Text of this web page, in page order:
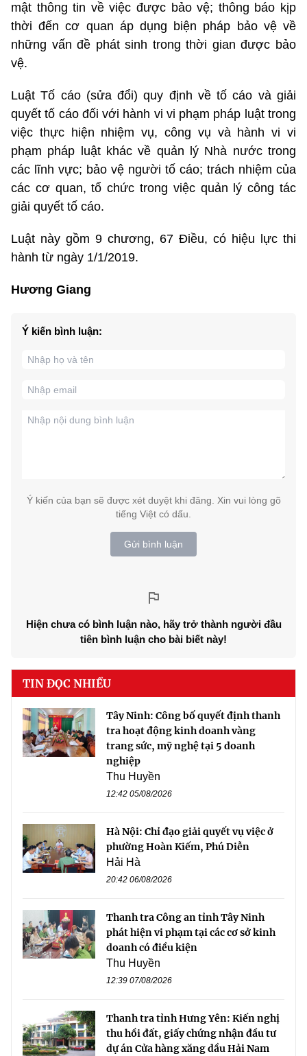
mật thông tin về việc được bảo vệ; thông báo kịp
thời đến cơ quan áp dụng biện pháp bảo vệ về
những vấn đề phát sinh trong thời gian được bảo
vệ.
Luật Tố cáo (sửa đổi) quy định về tố cáo và giải
quyết tố cáo đối với hành vi vi phạm pháp luật trong
việc thực hiện nhiệm vụ, công vụ và hành vi vi
phạm pháp luật khác về quản lý Nhà nước trong
các lĩnh vực; bảo vệ người tố cáo; trách nhiệm của
các cơ quan, tổ chức trong việc quản lý công tác
giải quyết tố cáo.
Luật này gồm 9 chương, 67 Điều, có hiệu lực thi
hành từ ngày 1/1/2019.
Hương Giang
Ý kiến bình luận:
Ý kiến của bạn sẽ được xét duyệt khi đăng. Xin vui lòng gõ
tiếng Việt có dấu.
Gửi bình luận
Hiện chưa có bình luận nào, hãy trở thành người đầu
tiên bình luận cho bài biết này!
TIN ĐỌC NHIỀU
Tây Ninh: Công bố quyết định thanh
tra hoạt động kinh doanh vàng
trang sức, mỹ nghệ tại 5 doanh
nghiệp
Thu Huyền
12:42 05/08/2026
Hà Nội: Chỉ đạo giải quyết vụ việc ở
phường Hoàn Kiếm, Phú Diễn
Hải Hà
20:42 06/08/2026
Thanh tra Công an tỉnh Tây Ninh
phát hiện vi phạm tại các cơ sở kinh
doanh có điều kiện
Thu Huyền
12:39 07/08/2026
Thanh tra tỉnh Hưng Yên: Kiến nghị
thu hồi đất, giấy chứng nhận đầu tư
dự án Cửa hàng xăng dầu Hải Nam